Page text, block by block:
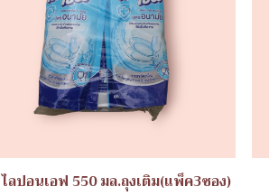
ไลปอนเอฟ 550 มล.ถุงเติม(แพ็ค3ซอง)